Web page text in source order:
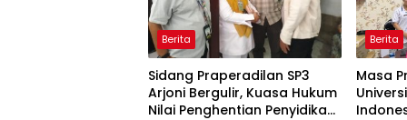
Berita
Sidang Praperadilan SP3
Arjoni Bergulir, Kuasa Hukum
Nilai Penghentian Penyidikan
Berita
Masa